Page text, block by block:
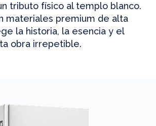
tributo físico al templo blanco.
materiales premium de alta
la historia, la esencia y el
obra irrepetible.